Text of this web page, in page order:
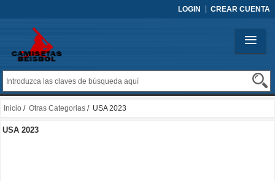
LOGIN CREAR CUENTA
Inicio / Otras Categorias / USA 2023
USA 2023